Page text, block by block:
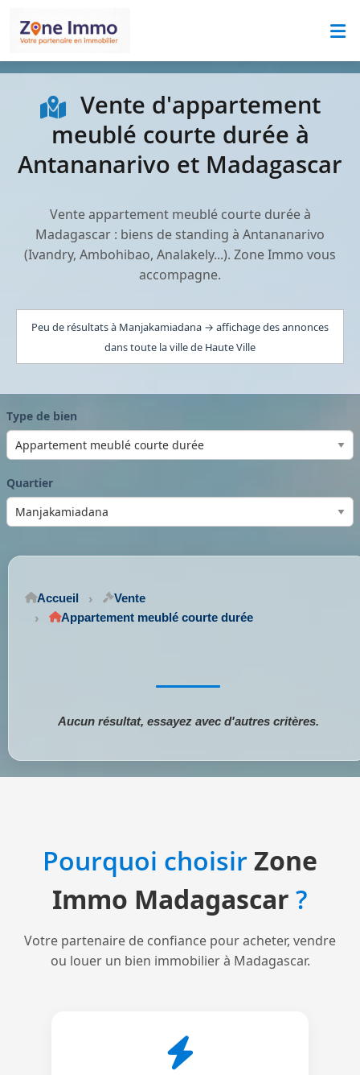
Vente d'appartement
meublé courte durée à
Antananarivo et Madagascar
Vente appartement meublé courte durée à
Madagascar : biens de standing à Antananarivo
(Ivandry, Ambohibao, Analakely...). Zone Immo vous
accompagne.
Peu de résultats à Manjakamiadana → affichage des annonces
dans toute la ville de Haute Ville
Type de bien
Quartier
Accueil
Vente
Appartement meublé courte durée
Aucun résultat, essayez avec d'autres critères.
Pourquoi choisirZone
Immo Madagascar ?
Votre partenaire de confiance pour acheter, vendre
ou louer un bien immobilier à Madagascar.